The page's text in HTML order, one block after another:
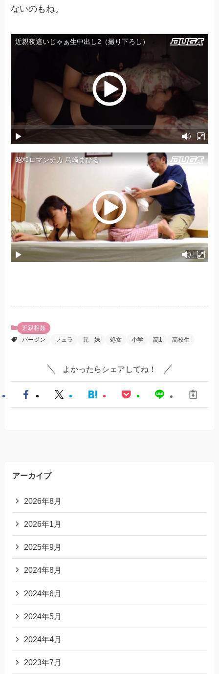
ないのもね。
近親相姦
バージン
フェラ 兄 妹 処女 小学 高1 高校生
よかったらシェアしてね！
アーカイブ
2026年8月
2026年1月
2025年9月
2024年8月
2024年6月
2024年5月
2024年4月
2023年7月